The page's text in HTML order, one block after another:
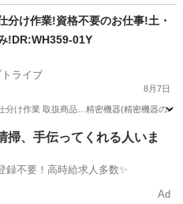
分け作業!資格不要のお仕事!土・
!DR:WH359-01Y
ライブ
8月7日
仕分け作業 取扱商品…精密機器(精密機器
番号
掃、手伝ってくれる人いま
給例1万円〜 / 登録不要！高時給求人多数✨
Ad